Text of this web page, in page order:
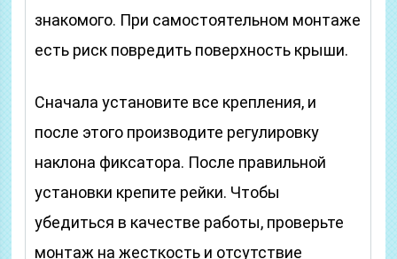
знакомого. При самостоятельном монтаже
есть риск повредить поверхность крыши.
Сначала установите все крепления, и
после этого производите регулировку
наклона фиксатора. После правильной
установки крепите рейки. Чтобы
убедиться в качестве работы, проверьте
монтаж на жесткость и отсутствие